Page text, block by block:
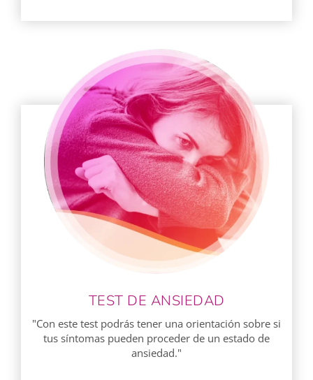
TEST DE ANSIEDAD
"Con este test podrás tener una orientación sobre si
tus síntomas pueden proceder de un estado de
ansiedad."